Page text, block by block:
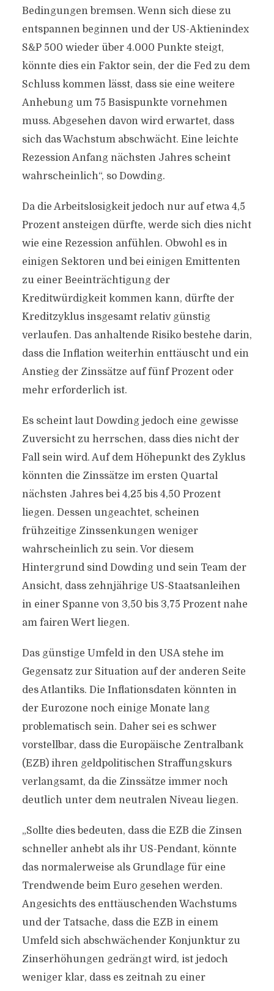
Bedingungen bremsen. Wenn sich diese zu
entspannen beginnen und der US-Aktienindex
S&P 500 wieder über 4.000 Punkte steigt,
könnte dies ein Faktor sein, der die Fed zu dem
Schluss kommen lässt, dass sie eine weitere
Anhebung um 75 Basispunkte vornehmen
muss. Abgesehen davon wird erwartet, dass
sich das Wachstum abschwächt. Eine leichte
Rezession Anfang nächsten Jahres scheint
wahrscheinlich“, so Dowding.
Da die Arbeitslosigkeit jedoch nur auf etwa 4,5
Prozent ansteigen dürfte, werde sich dies nicht
wie eine Rezession anfühlen. Obwohl es in
einigen Sektoren und bei einigen Emittenten
zu einer Beeinträchtigung der
Kreditwürdigkeit kommen kann, dürfte der
Kreditzyklus insgesamt relativ günstig
verlaufen. Das anhaltende Risiko bestehe darin,
dass die Inflation weiterhin enttäuscht und ein
Anstieg der Zinssätze auf fünf Prozent oder
mehr erforderlich ist.
Es scheint laut Dowding jedoch eine gewisse
Zuversicht zu herrschen, dass dies nicht der
Fall sein wird. Auf dem Höhepunkt des Zyklus
könnten die Zinssätze im ersten Quartal
nächsten Jahres bei 4,25 bis 4,50 Prozent
liegen. Dessen ungeachtet, scheinen
frühzeitige Zinssenkungen weniger
wahrscheinlich zu sein. Vor diesem
Hintergrund sind Dowding und sein Team der
Ansicht, dass zehnjährige US-Staatsanleihen
in einer Spanne von 3,50 bis 3,75 Prozent nahe
am fairen Wert liegen.
Das günstige Umfeld in den USA stehe im
Gegensatz zur Situation auf der anderen Seite
des Atlantiks. Die Inflationsdaten könnten in
der Eurozone noch einige Monate lang
problematisch sein. Daher sei es schwer
vorstellbar, dass die Europäische Zentralbank
(EZB) ihren geldpolitischen Straffungskurs
verlangsamt, da die Zinssätze immer noch
deutlich unter dem neutralen Niveau liegen.
„Sollte dies bedeuten, dass die EZB die Zinsen
schneller anhebt als ihr US-Pendant, könnte
das normalerweise als Grundlage für eine
Trendwende beim Euro gesehen werden.
Angesichts des enttäuschenden Wachstums
und der Tatsache, dass die EZB in einem
Umfeld sich abschwächender Konjunktur zu
Zinserhöhungen gedrängt wird, ist jedoch
weniger klar, dass es zeitnah zu einer